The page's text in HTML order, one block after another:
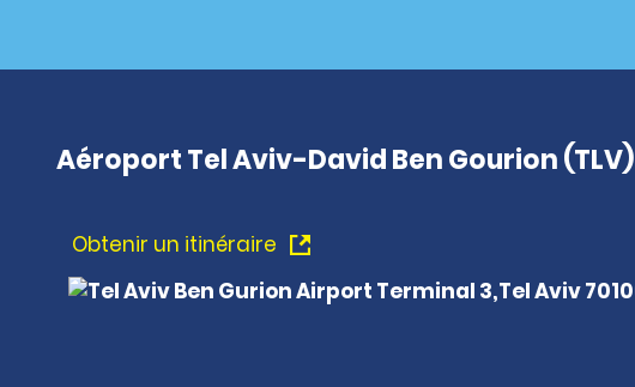
Aéroport Tel Aviv-David Ben Gourion (TLV)
Obtenir un itinéraire